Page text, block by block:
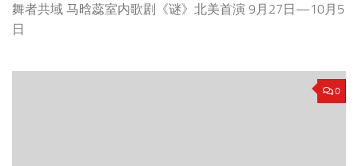
舞者共域 马晗蕊室内歌剧《谜》北美首演 9月27日—10月5
日
0